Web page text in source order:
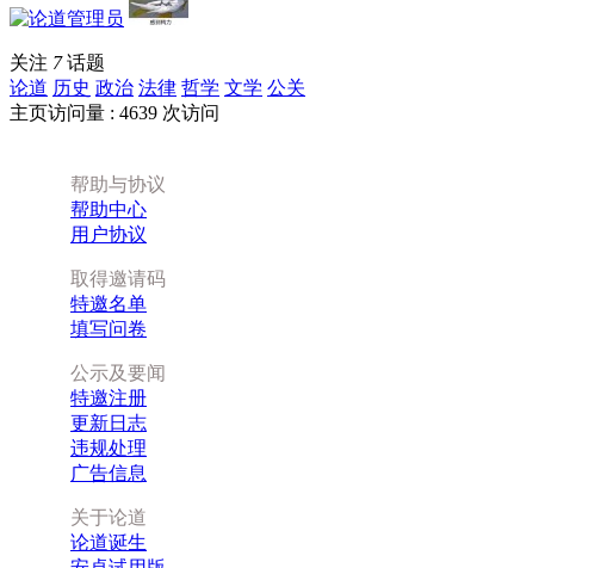
关注 7话题
论道 历史 政治 法律 哲学 文学 公关
主页访问量 : 4639 次访问
帮助与协议
帮助中心
用户协议
取得邀请码
特邀名单
填写问卷
公示及要闻
特邀注册
更新日志
违规处理
广告信息
关于论道
论道诞生